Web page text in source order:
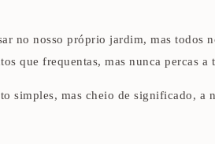
no nosso próprio jardim, mas todos
que frequentas, mas nunca percas a
simples, mas cheio de significado,